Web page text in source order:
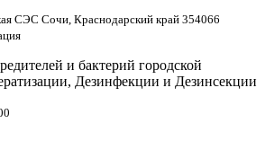
СЭС Сочи, Краснодарский край 354066
и бактерий городской
Дезинфекции и Дезинсекции